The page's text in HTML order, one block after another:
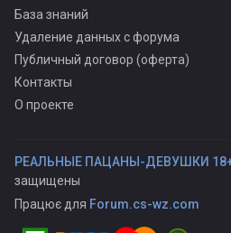
База знаний
Удаление данных с форума
Публичный договор (оферта)
Контакты
О проекте
РЕАЛЬНЫЕ ПАЦАНЫ-ДЕВУШКИ 18+
защищены
Працює для Forum.cs-wz.com